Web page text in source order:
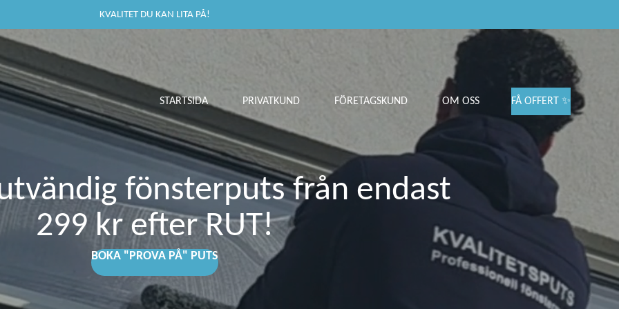
KVALITET DU KAN LITA PÅ!
STARTSIDA PRIVATKUND FÖRETAGSKUND OM OSS FÅ OFFERT ✨
fönsterputs från endast
299 kr efter RUT!
BOKA "PROVA PÅ" PUTS